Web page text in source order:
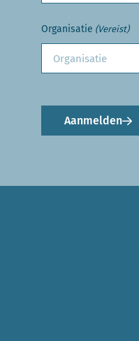
Organisatie (Vereist)
Aanmelden